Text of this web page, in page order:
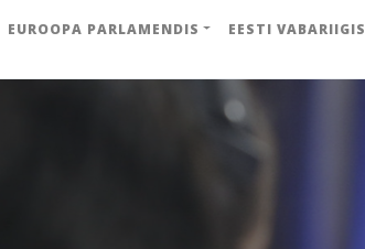
EUROOPA PARLAMENDIS EESTI VABARIIGIS